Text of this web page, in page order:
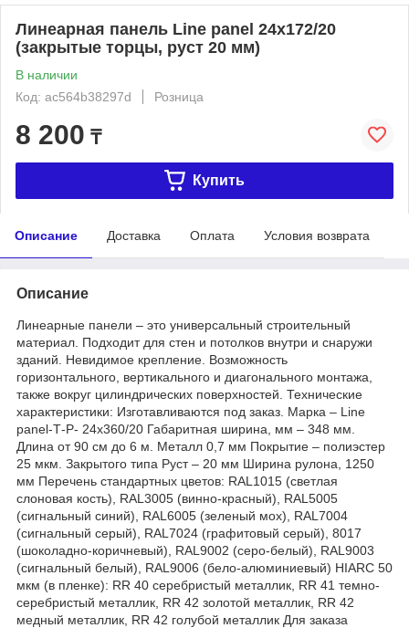
Линеарная панель Line panel 24х172/20
(закрытые торцы, руст 20 мм)
В наличии
Код: ac564b38297d
Розница
8 200 ₸
Купить
Описание Доставка Оплата Условия возврата
Описание
Линеарные панели – это универсальный строительный
материал. Подходит для стен и потолков внутри и снаружи
зданий. Невидимое крепление. Возможность
горизонтального, вертикального и диагонального монтажа,
также вокруг цилиндрических поверхностей. Технические
характеристики: Изготавливаются под заказ. Марка – Line
panel-Т-Р- 24х360/20 Габаритная ширина, мм – 348 мм.
Длина от 90 см до 6 м. Металл 0,7 мм Покрытие – полиэстер
25 мкм. Закрытого типа Руст – 20 мм Ширина рулона, 1250
мм Перечень стандартных цветов: RAL1015 (светлая
слоновая кость), RAL3005 (винно-красный), RAL5005
(сигнальный синий), RAL6005 (зеленый мох), RAL7004
(сигнальный серый), RAL7024 (графитовый серый), 8017
(шоколадно-коричневый), RAL9002 (серо-белый), RAL9003
(сигнальный белый), RAL9006 (бело-алюминиевый) HIARC 50
мкм (в пленке): RR 40 серебристый металлик, RR 41 темно-
серебристый металлик, RR 42 золотой металлик, RR 42
медный металлик, RR 42 голубой металлик Для заказа